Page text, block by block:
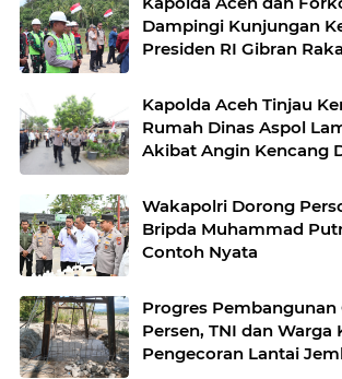
Dampingi Kunjungan
Presiden RI Gibran
Kapolda Aceh Tinjau
Rumah Dinas Aspol
Akibat Angin Kencang
Wakapolri Dorong
Bripda Muhammad
Contoh Nyata
Progres Pembangunan
Persen, TNI dan Warga
Pengecoran Lantai